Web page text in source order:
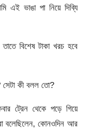
এই ভাঙা পা নিয়ে দিব্যি
বিশেষ টাকা খরচ হবে
সেটা কী বলল তো?
ট্রেন থেকে পড়ে গিয়ে
বলেছিলেন, কোনওদিন আর